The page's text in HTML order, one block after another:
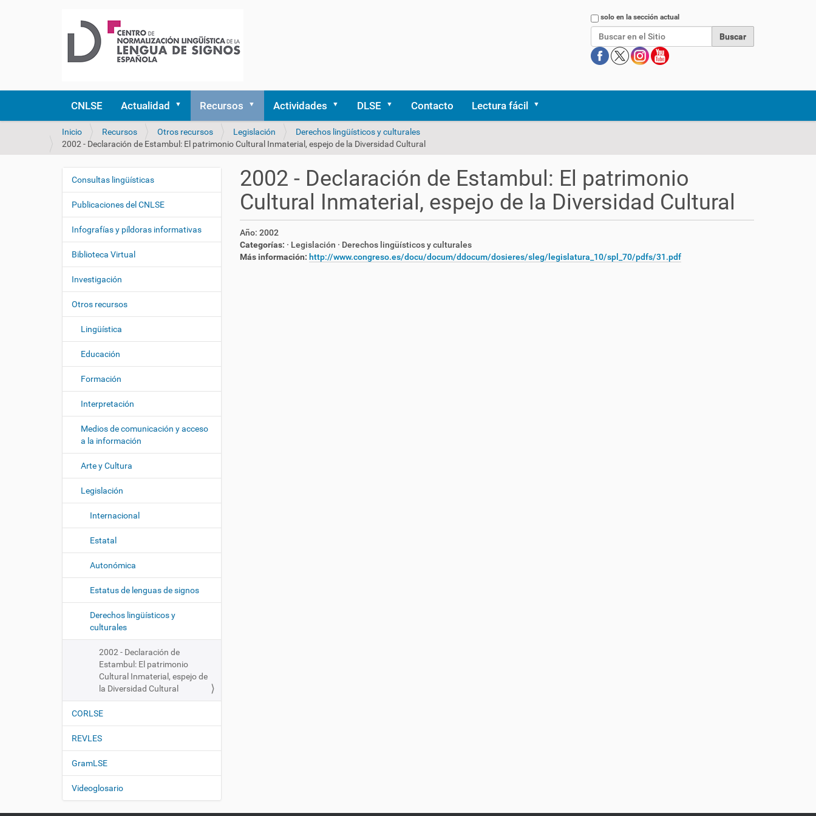
Buscarsolo en la sección actual
CNLSE Actualidad Recursos Actividades DLSE Contacto Lectura fácil
U
s
e
e
t
a
u
Inicio Recursos Otros recursos Legislación
Derechos lingüísticos y culturales
2002 - Declaración de Estambul: El patrimonio Cultural Inmaterial, espejo de la Diversidad Cultural
2002 - Declaración de Estambul: El patrimonio
Cultural Inmaterial, espejo de la Diversidad Cultural
Año: 2002
Categorías: · Legislación · Derechos lingüísticos y culturales
Más información: http://www.congreso.es/docu/docum/ddocum/dosieres/sleg/legislatura_10/spl_70/pdfs/31.pdf
N
e
g
a
c
i
ó
n
Consultas lingüísticas
Publicaciones del CNLSE
Infografías y píldoras informativas
Biblioteca Virtual
Investigación
Otros recursos
Lingüística
Educación
Formación
Interpretación
Medios de comunicación y acceso
a la información
Arte y Cultura
Legislación
Internacional
Estatal
Autonómica
Estatus de lenguas de signos
Derechos lingüísticos y
culturales
2002 - Declaración de
Estambul: El patrimonio
Cultural Inmaterial, espejo de
la Diversidad Cultural
CORLSE
REVLES
GramLSE
Videoglosario